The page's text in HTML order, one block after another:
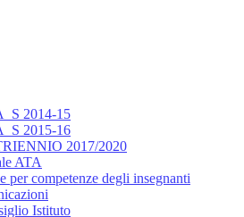
2014-15
2015-16
2017/2020
ATA
per competenze degli insegnanti
Istituto